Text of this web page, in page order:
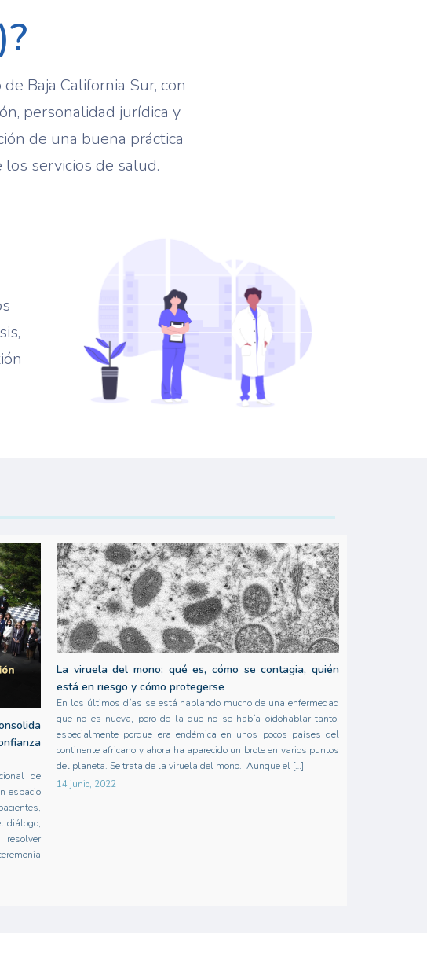
Baja California Sur, con
personalidad jurídica y
de una buena práctica
servicios de salud.
de
espacio
diálogo,
La viruela del mono: qué es, cómo se contagia, quién
está en riesgo y cómo protegerse
En los últimos días se está hablando mucho de una enfermedad
que no es nueva, pero de la que no se había oídohablar tanto,
especialmente porque era endémica en unos pocos países del
continente africano y ahora ha aparecido un brote en varios puntos
del planeta. Se trata de la viruela del mono. Aunque el […]
14 junio, 2022